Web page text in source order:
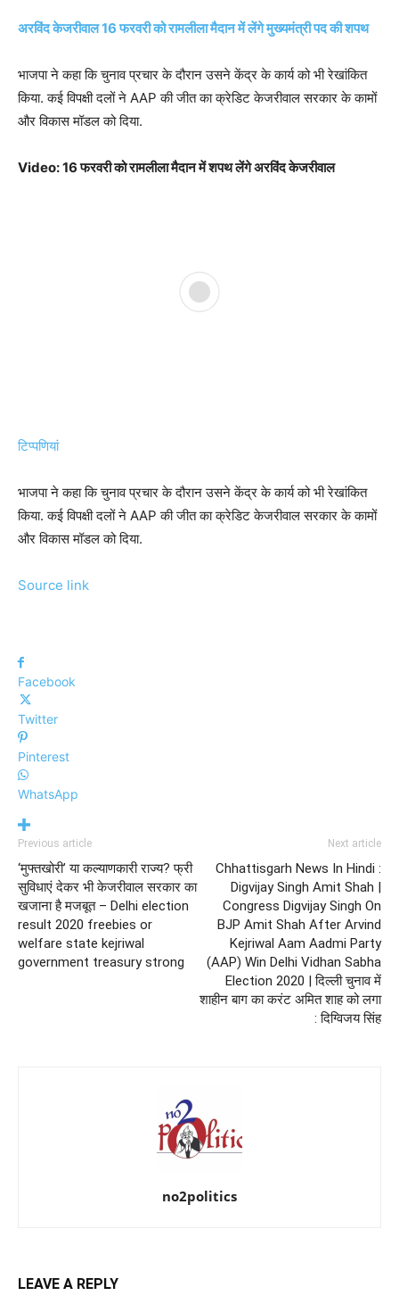
अरविंद केजरीवाल 16 फरवरी को रामलीला मैदान में लेंगे मुख्यमंत्री पद की शपथ
भाजपा ने कहा कि चुनाव प्रचार के दौरान उसने केंद्र के कार्य को भी रेखांकित
किया. कई विपक्षी दलों ने AAP की जीत का क्रेडिट केजरीवाल सरकार के कामों
और विकास मॉडल को दिया.
Video: 16 फरवरी को रामलीला मैदान में शपथ लेंगे अरविंद केजरीवाल
टिप्पणियां
भाजपा ने कहा कि चुनाव प्रचार के दौरान उसने केंद्र के कार्य को भी रेखांकित
किया. कई विपक्षी दलों ने AAP की जीत का क्रेडिट केजरीवाल सरकार के कामों
और विकास मॉडल को दिया.
Source link
Facebook
Twitter
Pinterest
WhatsApp
Previous article
‘मुफ्तखोरी’ या कल्याणकारी राज्य? फ्री
सुविधाएं देकर भी केजरीवाल सरकार का
खजाना है मजबूत – Delhi election
result 2020 freebies or
welfare state kejriwal
government treasury strong
Next article
Chhattisgarh News In Hindi :
Digvijay Singh Amit Shah |
Congress Digvijay Singh On
BJP Amit Shah After Arvind
Kejriwal Aam Aadmi Party
(AAP) Win Delhi Vidhan Sabha
Election 2020 | दिल्ली चुनाव में
शाहीन बाग का करंट अमित शाह को लगा
: दिग्विजय सिंह
no2politics
LEAVE A REPLY